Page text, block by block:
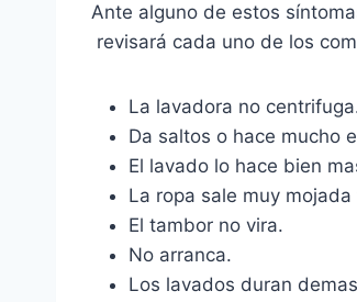
Ante alguno de estos
revisará cada uno de los
La lavadora no
Da saltos o hace mucho
El lavado lo hace bien
La ropa sale muy
El tambor no vira.
No arranca.
Los lavados duran